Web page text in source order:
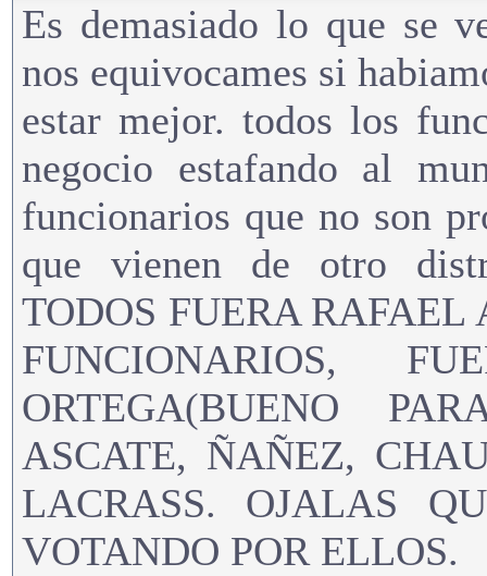
Es demasiado lo que se
nos equivocames si
estar mejor. todos los
negocio estafando al
funcionarios que no son
que vienen de otro
TODOS FUERA RAFAEL
FUNCIONARIOS,
ORTEGA(BUENO
ASCATE, ÑAÑEZ,
LACRASS. OJALAS
VOTANDO POR ELLOS.